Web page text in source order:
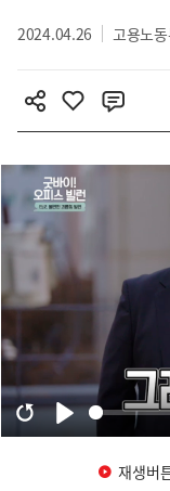
2024.04.26 고용노
재생버